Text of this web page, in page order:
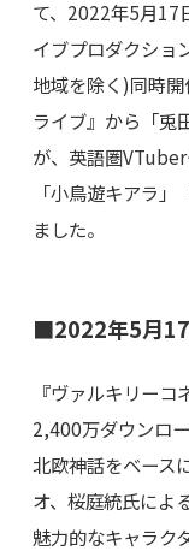
て、2022年5月17
イブプロダクショ
地域を除く)同時
ライブ』から「兎
が、英語圏
「小鳥遊キアラ
ました。
■2022年5月17
『ヴァルキリー
2,400万ダウンロ
北欧神話をベース
オ、桜庭統氏によ
魅力的なキャラク